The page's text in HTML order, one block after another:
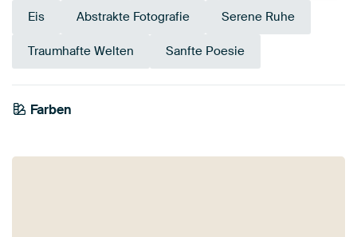
Eis Abstrakte Fotografie Serene Ruhe
Traumhafte Welten Sanfte Poesie
Farben
Beige
Salbeigrün
Grau